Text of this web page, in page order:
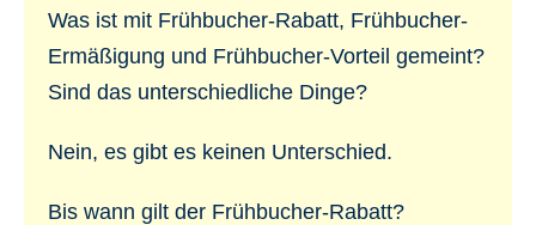
Was ist mit Frühbucher-Rabatt, Frühbucher-
Ermäßigung und Frühbucher-Vorteil gemeint?
Sind das unterschiedliche Dinge?
Nein, es gibt es keinen Unterschied.
Bis wann gilt der Frühbucher-Rabatt?